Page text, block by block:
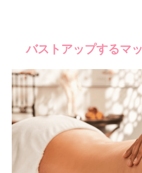
バストアップするマ